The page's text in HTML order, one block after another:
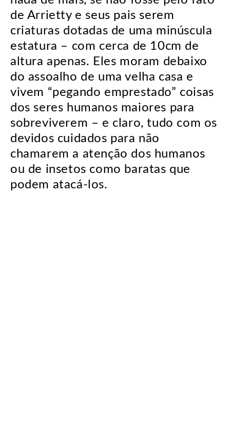
de Arrietty e seus pais serem
criaturas dotadas de uma minúscula
estatura – com cerca de 10cm de
altura apenas. Eles moram debaixo
do assoalho de uma velha casa e
vivem “pegando emprestado” coisas
dos seres humanos maiores para
sobreviverem – e claro, tudo com os
devidos cuidados para não
chamarem a atenção dos humanos
ou de insetos como baratas que
podem atacá-los.